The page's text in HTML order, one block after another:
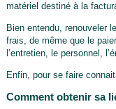
matériel destiné à la
Bien entendu, renouveler
frais, de même que le
l’entretien, le personnel,
Enfin, pour se faire
Comment obtenir sa